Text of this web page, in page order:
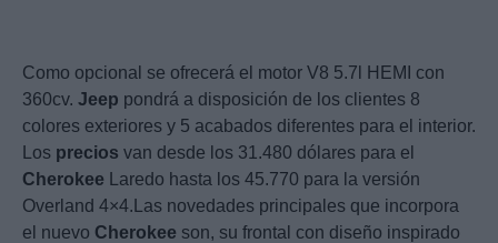
Como opcional se ofrecerá el motor V8 5.7l HEMI con
360cv. Jeep pondrá a disposición de los clientes 8
colores exteriores y 5 acabados diferentes para el interior.
Los precios van desde los 31.480 dólares para el
Cherokee Laredo hasta los 45.770 para la versión
Overland 4×4.Las novedades principales que incorpora
el nuevo Cherokee son, su frontal con diseño inspirado